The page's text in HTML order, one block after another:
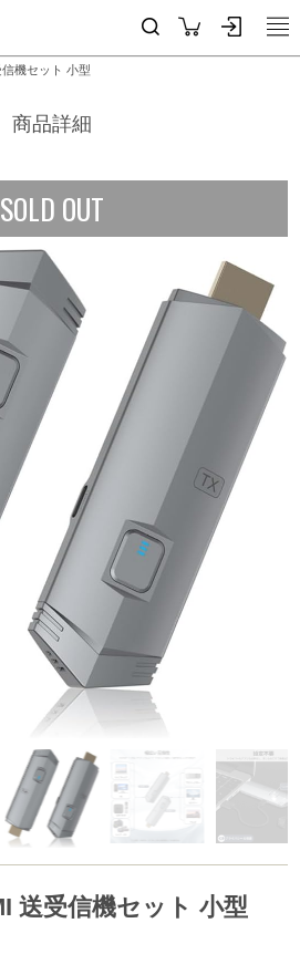
機セット 小型
商品詳細
SOLD OUT
送受信機セット 小型